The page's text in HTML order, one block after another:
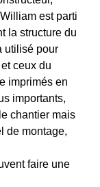
est parti
la structure du
utilisé pour
ceux du
imprimés en
importants,
chantier mais
de montage,
faire une